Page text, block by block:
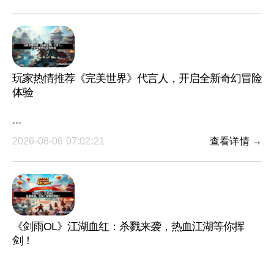
玩家热情推荐《完美世界》代言人，开启全新奇幻冒险
体验
···
2026-08-06 07:02:21
查看详情 →
《剑雨OL》江湖血红：杀戮来袭，热血江湖等你挥
剑！